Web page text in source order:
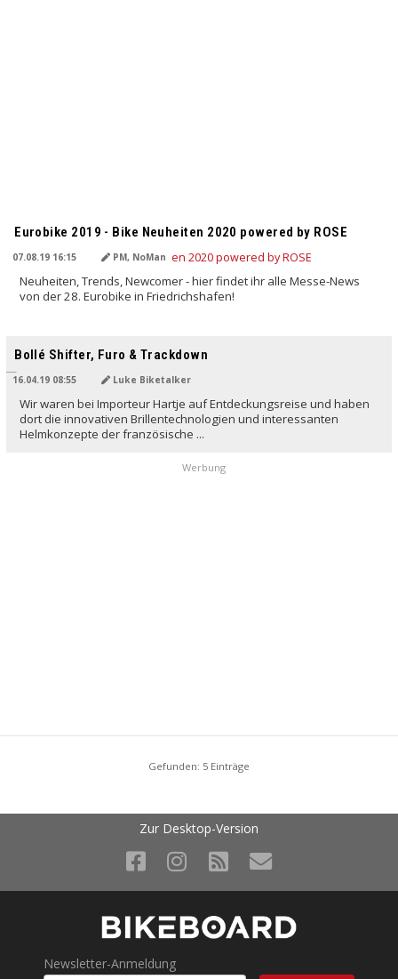
Eurobike 2019 - Bike Neuheiten 2020 powered by ROSE
07.08.19 16:15 PM, NoMan
Neuheiten, Trends, Newcomer - hier findet ihr alle Messe-News
von der 28. Eurobike in Friedrichshafen!
Bollé Shifter, Furo & Trackdown
16.04.19 08:55 Luke Biketalker
Wir waren bei Importeur Hartje auf Entdeckungsreise und haben
dort die innovativen Brillentechnologien und interessanten
Helmkonzepte der französische ...
Werbung
Gefunden: 5 Einträge
Zur Desktop-Version
Newsletter-Anmeldung